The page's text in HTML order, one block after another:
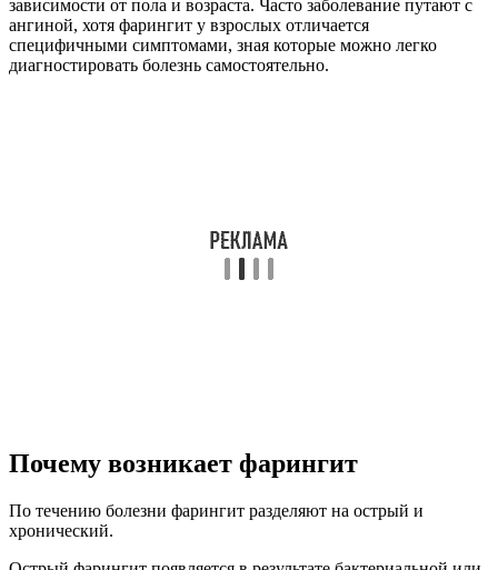
зависимости от пола и возраста. Часто заболевание путают с
ангиной, хотя фарингит у взрослых отличается
специфичными симптомами, зная которые можно легко
диагностировать болезнь самостоятельно.
Почему возникает фарингит
По течению болезни фарингит разделяют на острый и
хронический.